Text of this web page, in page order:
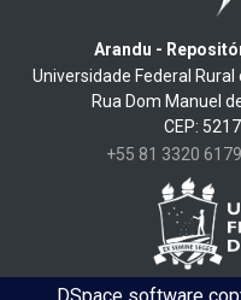
Arandu -
Universidade Federal
Rua Dom Manuel
CEP:
+55 81 3320 6179